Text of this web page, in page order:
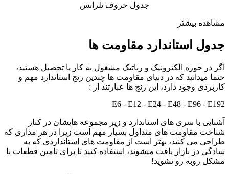
جدول حروف تلرانس
مشاهده بیشتر
جدول استاندارد مقاومت ها
اگر در حوزه الکترونیک و رباتیک مشغول به کار یا تحصیل هستید،
حتما میدانید که در دنیای مقاومت ها چندین رنج استاندارد مهم و
کاربردی وجود دارد، این رنج ها عبارتند از :
E6 - E12 - E24 - E48 - E96 - E192
آشنایی با سری های استاندارد و زیر مجموعه هایشان در کنار
شناخت مقاومت های متداول بسیار مهم است زیرا در هر مداری که
طراحی می کنید، بهتر است از مقاومت های استانداردی که به
سادگی در بازار یافت میشوند، استفاده کنید تا برای تامین قطعات با
مشکل روبه رو نشوید!